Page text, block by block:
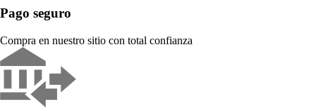
Pago seguro
Compra en nuestro sitio con total confianza